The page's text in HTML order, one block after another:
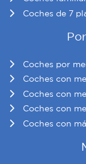
Coches de 7
Coches por
Coches con
Coches con
Coches con
Coches con